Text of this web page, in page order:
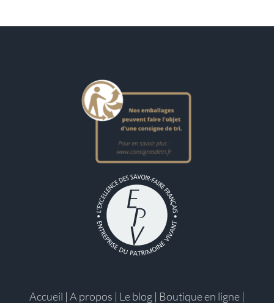
Accueil | A propos | Le blog | Boutique en ligne |